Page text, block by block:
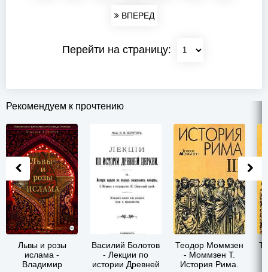
ВПЕРЕД
Перейти на страницу:
Рекомендуем к прочтению
Львы и розы
ислама -
Владимир
Василий Болотов
- Лекции по
истории Древней
Теодор Моммзен
- Моммзен Т.
История Рима.